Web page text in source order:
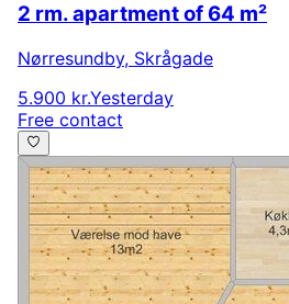
2 rm. apartment of 64 m²
Nørresundby, Skrågade
5.900 kr.Yesterday
Free contact